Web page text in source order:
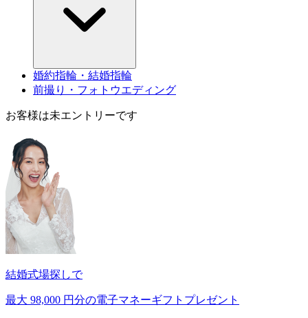
婚約指輪・結婚指輪
前撮り・フォトウエディング
お客様は未エントリーです
結婚式場探しで
最大 98,000 円分の電子マネーギフトプレゼント